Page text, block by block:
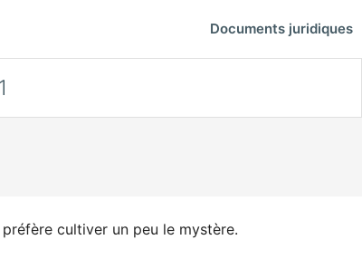
Documents juridiques
préfère cultiver un peu le mystère.